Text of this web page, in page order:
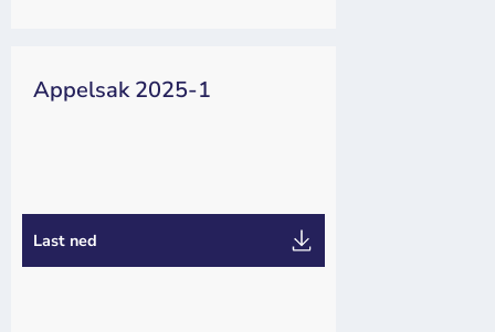
Appelsak 2025-1
Last ned